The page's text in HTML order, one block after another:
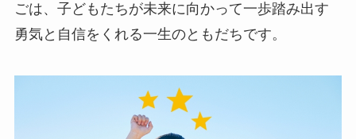
ごは、子どもたちが未来に向かって一歩踏み出す
勇気と自信をくれる一生のともだちです。